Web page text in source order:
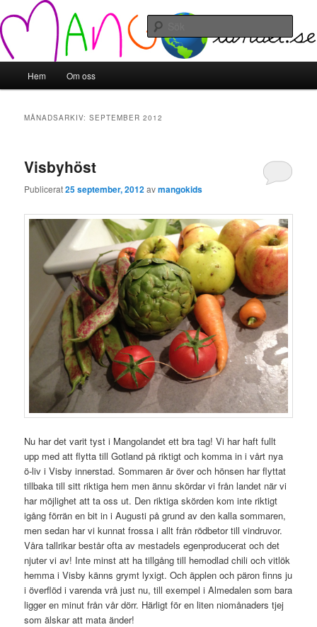
till
primärt
innehåll
till
sekundärt
innehållMangolandet
Hem Om oss
MÅNADSARKIV:SEPTEMBER 2012
Visbyhöst
Publicerat25 september, 2012avmangokids
Nu har det varit tyst i Mangolandet ett bra tag! Vi har haft fullt
upp med att flytta till Gotland på riktigt och komma in i vårt nya
ö-liv i Visby innerstad. Sommaren är över och hönsen har flyttat
tillbaka till sitt riktiga hem men ännu skördar vi från landet när vi
har möjlighet att ta oss ut. Den riktiga skörden kom inte riktigt
igång förrän en bit in i Augusti på grund av den kalla sommaren,
men sedan har vi kunnat frossa i allt från rödbetor till vindruvor.
Våra tallrikar består ofta av mestadels egenproducerat och det
njuter vi av! Inte minst att ha tillgång till hemodlad chili och vitlök
hemma i Visby känns grymt lyxigt. Och äpplen och päron finns ju
i överflöd i varenda vrå just nu, till exempel i Almedalen som bara
ligger en minut från vår dörr. Härligt för en liten niomånaders tjej
som älskar att mata änder!